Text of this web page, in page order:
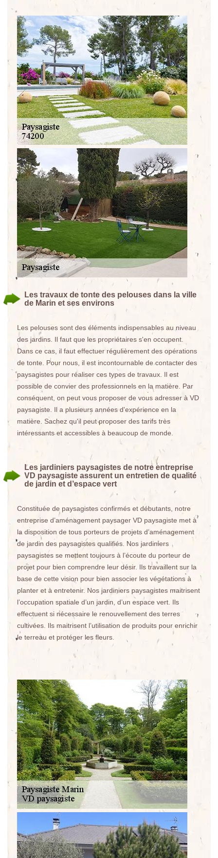
Les travaux de tonte des pelouses dans la ville
de Marin et ses environs
Les pelouses sont des éléments indispensables au niveau
des jardins. Il faut que les propriétaires s'en occupent.
Dans ce cas, il faut effectuer régulièrement des opérations
de tonte. Pour nous, il est incontournable de contacter des
paysagistes pour réaliser ces types de travaux. Il est
possible de convier des professionnels en la matière. Par
conséquent, on peut vous proposer de vous adresser à VD
paysagiste. Il a plusieurs années d'expérience en la
matière. Sachez qu'il peut proposer des tarifs très
intéressants et accessibles à beaucoup de monde.
Les jardiniers paysagistes de notre entreprise
VD paysagiste assurent un entretien de qualité
de jardin et d’espace vert
Constituée de paysagistes confirmés et débutants, notre
entreprise d’aménagement paysager VD paysagiste met à
la disposition de tous porteurs de projets d’aménagement
de jardin des paysagistes qualifiés. Nos jardiniers
paysagistes se mettent toujours à l’écoute du porteur de
projet pour bien comprendre leur désir. Ils travaillent sur la
base de cette vision pour bien associer les végétations à
planter et à entretenir. Nos jardiniers paysagistes maitrisent
l’occupation spatiale d’un jardin, d’un espace vert. Ils
effectuent si nécessaire le renouvellement des terres
cultivées. Ils maitrisent l’utilisation de produits pour enrichir
le terreau et protéger les fleurs.